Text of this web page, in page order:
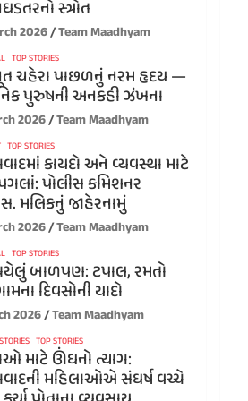
સ્ત્રોત
2026 Team Maadhyam
TOP STORIES
ચહેરા પાછળનું નરમ હૃદય —
પુરુષની અનકહી ઝંખના
2026 Team Maadhyam
TOP STORIES
કાયદો અને વ્યવસ્થા માટે
પોલીસ કમિશનર
મલિકનું જાહેરનામું
2026 Team Maadhyam
TOP STORIES
બાળપણ: ટપાલ, રમતો
દિવસોની યાદો
2026 Team Maadhyam
TOP STORIES
માટે ઊંઘનો ત્યાગ:
મહિલાઓએ સંઘર્ષ વચ્ચે